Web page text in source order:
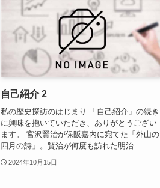
自己紹介 2
私の歴史探訪のはじまり 「自己紹介」の続き
に興味を抱いていただき、ありがとうござい
ます。 宮沢賢治が保阪嘉内に宛てた「外山の
四月の詩」。賢治が何度も訪れた明治...
2024年10月15日